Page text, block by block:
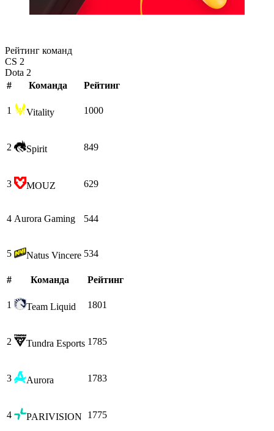
Рейтинг команд
CS 2
Dota 2
#
Команда Рейтинг
1 Vitality 1000
2 Spirit 849
3 MOUZ 629
4 Aurora Gaming 544
5 Natus Vincere 534
# Команда Рейтинг
1 Team Liquid 1801
2 Tundra Esports 1785
3 Aurora 1783
4 PARIVISION 1775